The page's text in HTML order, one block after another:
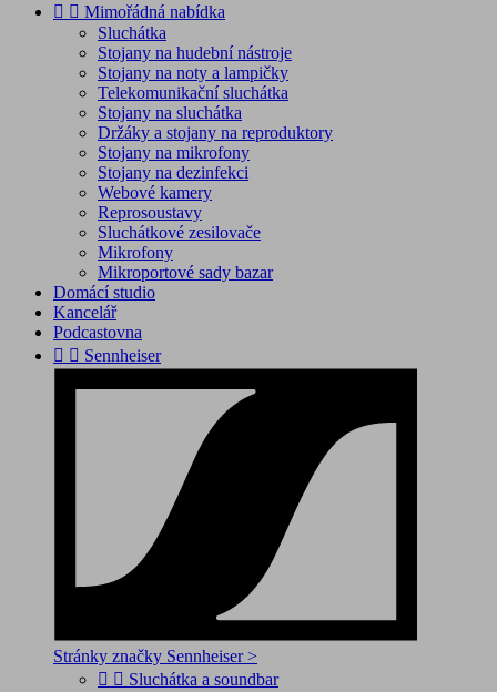
  Mimořádná nabídka
Sluchátka
Stojany na hudební nástroje
Stojany na noty a lampičky
Telekomunikační sluchátka
Stojany na sluchátka
Držáky a stojany na reproduktory
Stojany na mikrofony
Stojany na dezinfekci
Webové kamery
Reprosoustavy
Sluchátkové zesilovače
Mikrofony
Mikroportové sady bazar
Domácí studio
Kancelář
Podcastovna
  Sennheiser
Stránky značky Sennheiser >
  Sluchátka a soundbar